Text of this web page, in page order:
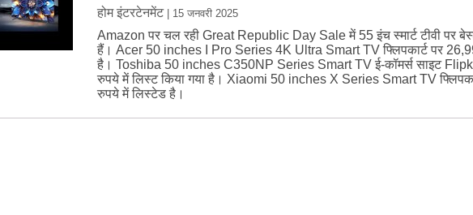
होम इंटरटेनमेंट| 15 जनवरी 2025
Amazon पर चल रही Great Republic Day Sale में 55 इंच स्मार्ट टीवी पर
हैं। Acer 50 inches I Pro Series 4K Ultra Smart TV फ्लिपकार्ट पर
है। Toshiba 50 inches C350NP Series Smart TV ई-कॉमर्स साइट
रुपये में लिस्ट किया गया है। Xiaomi 50 inches X Series Smart TV
रुपये में लिस्टेड है।